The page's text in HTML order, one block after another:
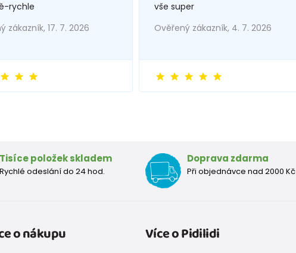
rychle
zákazník, 17. 7. 2026
vše super
Ověřený zákazník, 4. 7. 2026
položek skladem
odeslání do 24 hod.
Doprava zdarma
Při objednávce nad 2000 Kč
o nákupu Více o Pidilidi